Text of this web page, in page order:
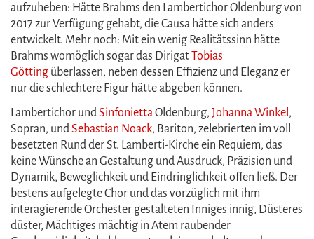
aufzuheben: Hätte Brahms den Lambertichor Oldenburg von
2017 zur Verfügung gehabt, die Causa hätte sich anders
entwickelt. Mehr noch: Mit ein wenig Realitätssinn hätte
Brahms womöglich sogar das DirigatTobias
Götting überlassen, neben dessen Effizienz und Eleganz er
nur die schlechtere Figur hätte abgeben können.
Lambertichor undSinfoniettaOldenburg, Johanna Winkel ,
Sopran, undSebastian Noack, Bariton, zelebrierten im voll
besetzten Rund der St. Lamberti-Kirche ein Requiem, das
keine Wünsche an Gestaltung und Ausdruck, Präzision und
Dynamik, Beweglichkeit und Eindringlichkeit offen ließ. Der
bestens aufgelegte Chor und das vorzüglich mit ihm
interagierende Orchester gestalteten Inniges innig, Düsteres
düster, Mächtiges mächtig in Atem raubender